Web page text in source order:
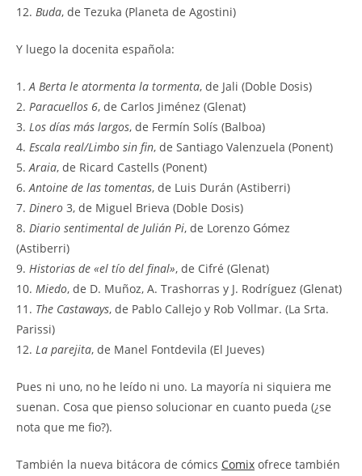
12. Buda, de Tezuka (Planeta de Agostini)
Y luego la docenita española:
1.A Berta le atormenta la tormenta, de Jali (Doble Dosis)
2. Paracuellos 6, de Carlos Jiménez (Glenat)
3. Los días más largos, de Fermín Solís (Balboa)
4. Escala real/Limbo sin fin, de Santiago Valenzuela (Ponent)
5.Araia, de Ricard Castells (Ponent)
6.Antoine de las tomentas, de Luis Durán (Astiberri)
7. Dinero 3, de Miguel Brieva (Doble Dosis)
8. Diario sentimental de Julián Pi, de Lorenzo Gómez
(Astiberri)
9. Historias de «el tío del final», de Cifré (Glenat)
10. Miedo, de D. Muñoz, A. Trashorras y J. Rodríguez (Glenat)
11. The Castaways, de Pablo Callejo y Rob Vollmar. (La Srta.
Parissi)
12. La parejita, de Manel Fontdevila (El Jueves)
Pues ni uno, no he leído ni uno. La mayoría ni siquiera me
suenan. Cosa que pienso solucionar en cuanto pueda (¿se
nota que me fio?).
También la nueva bitácora de cómics Comix ofrece también